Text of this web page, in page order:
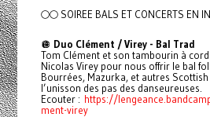
🌕🌕 SOIREE BALS ET CONCERTS EN
🪩 Duo Clément / Virey - Bal Trad
Tom Clément et son tambourin à
Nicolas Virey pour nous offrir le bal
Bourrées, Mazurka, et autres
l’unisson des pas des danseureuses.
Ecouter : https://
ment-virey